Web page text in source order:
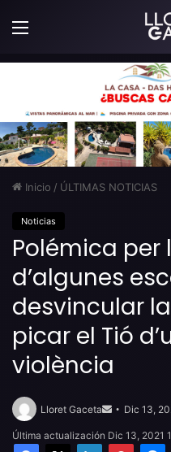
Menú
Inicio / ÚLTIMAS NOTICIAS
Noticias
Polémica per
d’algunes
desvincular
picar el Tió
violència
Lloret Gaceta
email
Dic 13,
Última actualización Dic 13, 2021
Facebook
X LinkedIn